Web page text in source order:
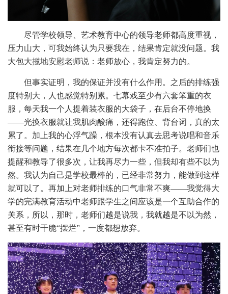
尽管学校领导、艺术教育中心的领导老师都高度重视，
压力山大，可我始终认为只要我在，结果肯定就没问题。我
大包大揽地安慰老师说：老师放心，我肯定努力的。
但事实证明，我的保证并没有什么作用。之后的排练强
度特别大，人也感觉特别累。七幕戏至少有六套笨重的衣
服，每天我一个人提着装衣服的大袋子，在后台不停地换
——光换衣服就让我肌肉酸痛，还得跑位、背台词，真的太
累了。加上我的心浮气躁，根本没有认真去思考说唱和音乐
衔接等问题，结果在几个地方每次都卡不准拍子。老师们也
提醒和教导了很多次，让我再尽力一些，但我却有些不以为
然。我认为自己是学校最棒的，已经非常努力，能做到这样
就可以了。再加上对老师排练的口气非常不爽——我觉得大
学的完满教育活动中老师跟学生之间应该是一个互助合作的
关系，所以，那时，老师们越是说我，我就越是不以为然，
甚至有时干脆“摆烂”，一度都想放弃。